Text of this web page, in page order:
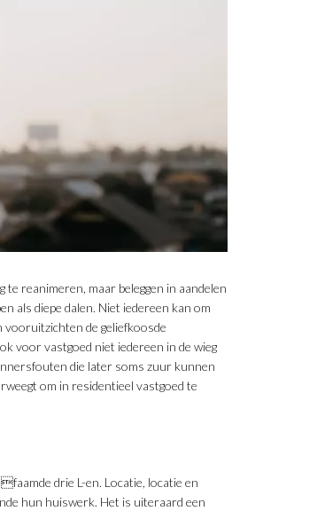
reanimeren, maar beleggen in aandelen
als diepe dalen. Niet iedereen kan om
vooruitzichten de geliefkoosde
voor vastgoed niet iedereen in de wieg
die later soms zuur kunnen
om in residentieel vastgoed te
drie L-en. Locatie, locatie en
hun huiswerk. Het is uiteraard een